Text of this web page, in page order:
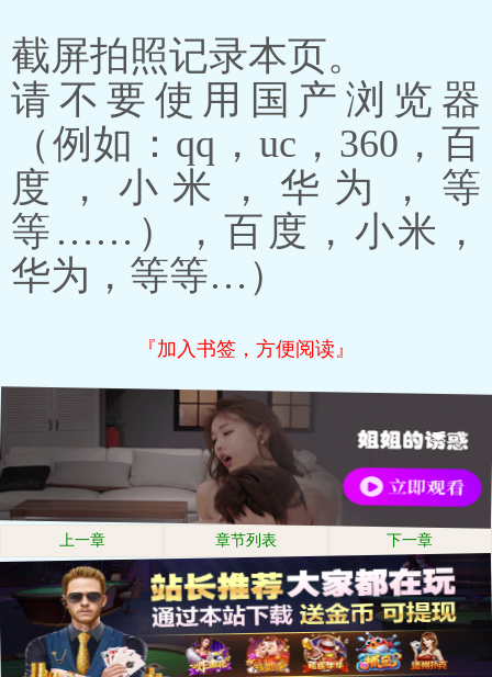
截屏拍照记录本页。
请不要使用国产浏览器
（例如：qq，uc，360，百
度，小米，华为，等
等……），百度，小米，
华为，等等…）
『加入书签，方便阅读』
上一章 章节列表 下一章